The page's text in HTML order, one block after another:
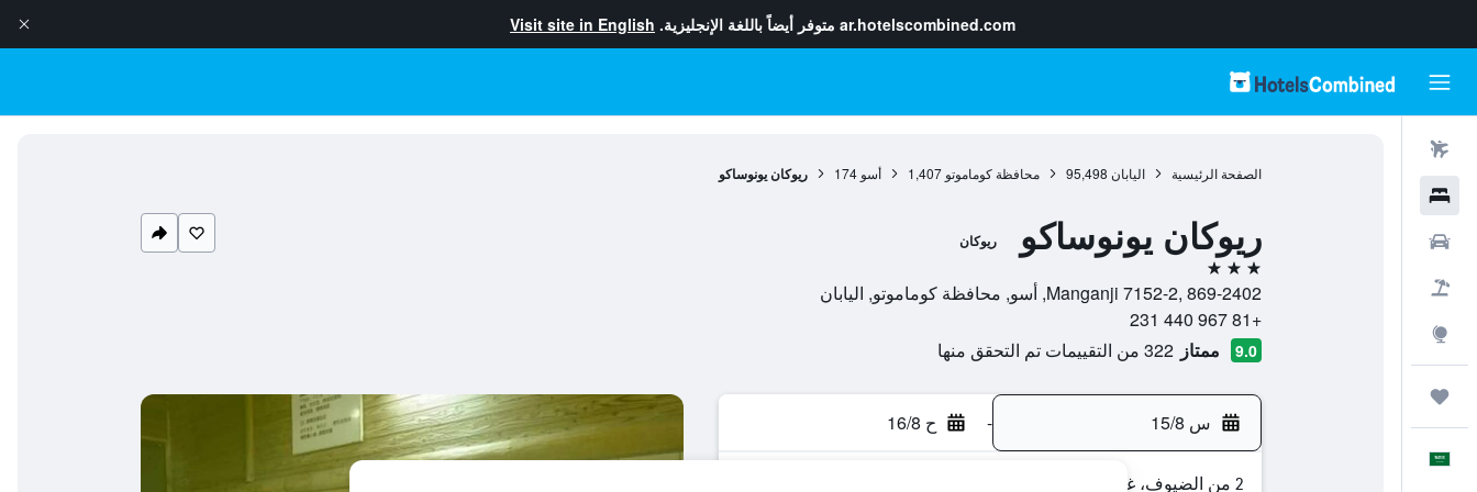
ar.hotelscombined.com متوفر أيضاً باللغة الإنجليزية. Visit site in English
الصفحة الرئيسية اليابان 95,498 محافظة كوماموتو 1,407 أسو 174 ريوكان يونوساكو
ريوكان يونوساكو ريوكان
3 نجوم
Manganji 7152-2, 869-2402, أسو, محافظة كوماموتو, اليابان
+81 967 440 231
9.0 ممتاز 322 من التقييمات تم التحقق منها
س 15/8 - ح 16/8
2 من الضيوف، غرفة واحدة